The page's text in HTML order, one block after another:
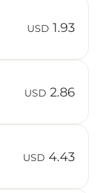
USD 1.93
USD 2.86
USD 4.43